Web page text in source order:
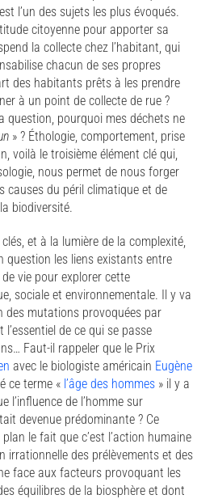
l’un des sujets les plus évoqués.
citoyenne pour apporter sa
la collecte chez l’habitant, qui
chacun de ses propres
des habitants prêts à les prendre
à un point de collecte de rue ?
question, pourquoi mes déchets ne
» ? Éthologie, comportement, prise
voilà le troisième élément clé qui,
nous permet de nous forger
causes du péril climatique et de
biodiversité.
et à la lumière de la complexité,
question les liens existants entre
vie pour explorer cette
sociale et environnementale. Il y va
des mutations provoquées par
l’essentiel de ce qui se passe
Faut-il rappeler que le Prix
avec le biologiste américain Eugène
ce terme « l’âge des hommes » il y a
l’influence de l’homme sur
devenue prédominante ? Ce
le fait que c’est l’action humaine
irrationnelle des prélèvements et des
face aux facteurs provoquant les
équilibres de la biosphère et dont